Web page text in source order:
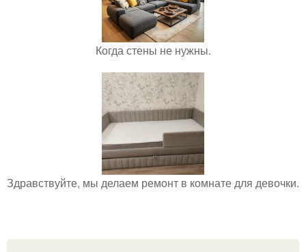
Когда стены не нужны.
Здравствуйте, мы делаем ремонт в комнате для девочки.